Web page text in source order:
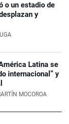
o un estadio de
y
Latina se
internacional” y
MOCOROA